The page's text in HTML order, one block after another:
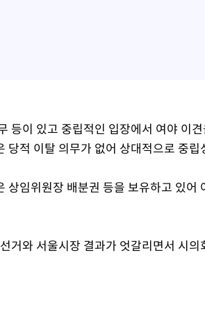
등이 있고 중립적인 입장에서 여야 이
당적 이탈 의무가 없어 상대적으로 중
상임위원장 배분권 등을 보유하고 있어
거와 서울시장 결과가 엇갈리면서 시